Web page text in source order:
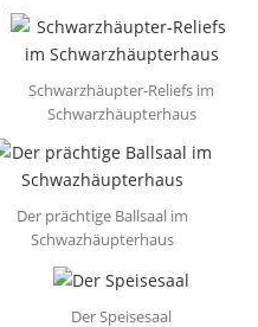
Schwarzhäupter-Reliefs im
Schwarzhäupterhaus
Der prächtige Ballsaal im
Schwazhäupterhaus
Der Speisesaal